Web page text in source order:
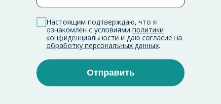
Настоящим подтверждаю, что я
ознакомлен с условиями политики
конфиденциальности и даю согласие на
обработку персональных данных.
Отправить